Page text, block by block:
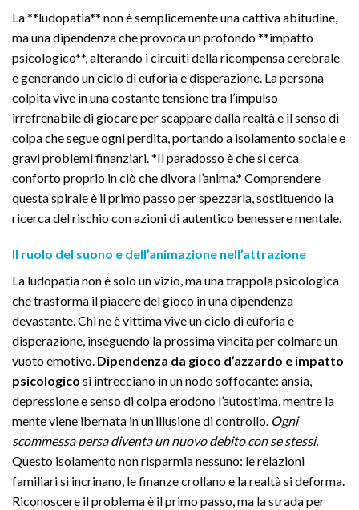
La **ludopatia** non è semplicemente una cattiva abitudine,
ma una dipendenza che provoca un profondo **impatto
psicologico**, alterando i circuiti della ricompensa cerebrale
e generando un ciclo di euforia e disperazione. La persona
colpita vive in una costante tensione tra l’impulso
irrefrenabile di giocare per scappare dalla realtà e il senso di
colpa che segue ogni perdita, portando a isolamento sociale e
gravi problemi finanziari. *Il paradosso è che si cerca
conforto proprio in ciò che divora l’anima.* Comprendere
questa spirale è il primo passo per spezzarla, sostituendo la
ricerca del rischio con azioni di autentico benessere mentale.
Il ruolo del suono e dell’animazione nell’attrazione
La ludopatia non è solo un vizio, ma una trappola psicologica
che trasforma il piacere del gioco in una dipendenza
devastante. Chi ne è vittima vive un ciclo di euforia e
disperazione, inseguendo la prossima vincita per colmare un
vuoto emotivo. Dipendenza da gioco d’azzardo e impatto
psicologico si intrecciano in un nodo soffocante: ansia,
depressione e senso di colpa erodono l’autostima, mentre la
mente viene ibernata in un’illusione di controllo. Ogni
scommessa persa diventa un nuovo debito con se stessi.
Questo isolamento non risparmia nessuno: le relazioni
familiari si incrinano, le finanze crollano e la realtà si deforma.
Riconoscere il problema è il primo passo, ma la strada per